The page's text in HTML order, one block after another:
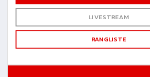
LIVESTREAM
RANGLISTE